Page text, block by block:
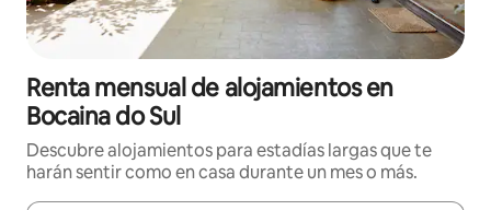
Renta mensual de alojamientos en
Bocaina do Sul
Descubre alojamientos para estadías largas que te
harán sentir como en casa durante un mes o más.